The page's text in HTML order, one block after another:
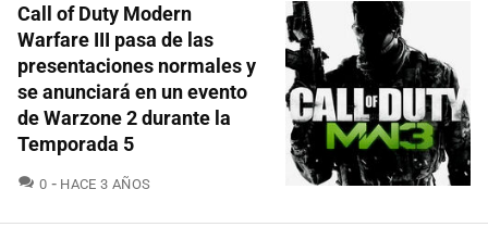
Call of Duty Modern
Warfare III pasa de las
presentaciones normales y
se anunciará en un evento
de Warzone 2 durante la
Temporada 5
0 COMENTARIOS
HACE 3 AÑOS